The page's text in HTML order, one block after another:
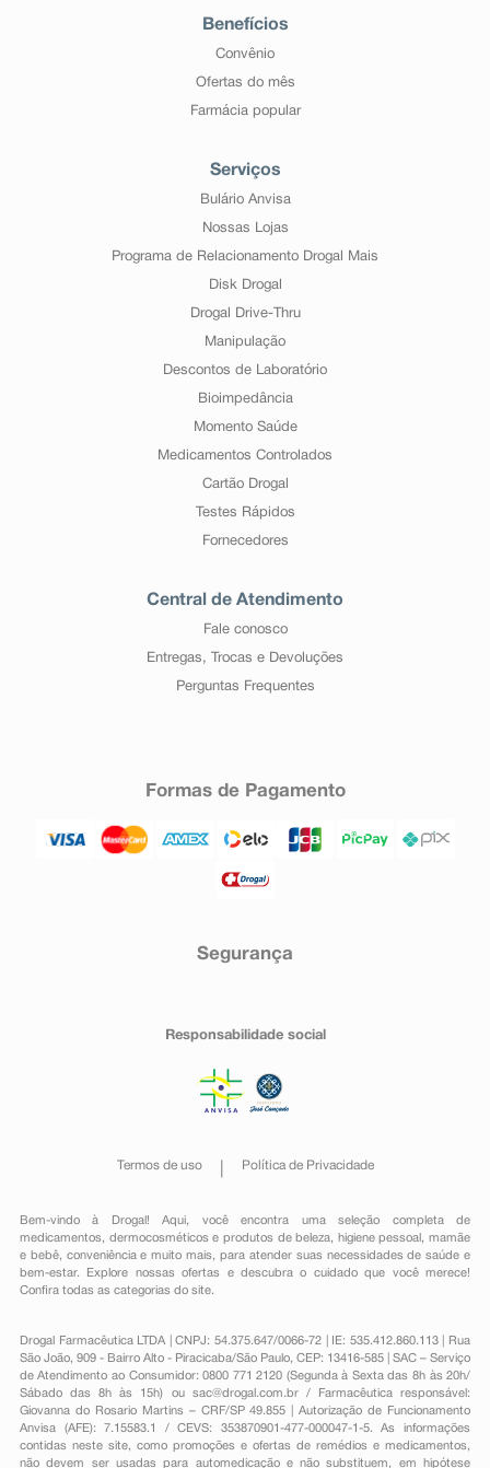
Benefícios
Convênio
Ofertas do mês
Farmácia popular
Serviços
Bulário Anvisa
Nossas Lojas
Programa de Relacionamento Drogal Mais
Disk Drogal
Drogal Drive-Thru
Manipulação
Descontos de Laboratório
Bioimpedância
Momento Saúde
Medicamentos Controlados
Cartão Drogal
Testes Rápidos
Fornecedores
Central de Atendimento
Fale conosco
Entregas, Trocas e Devoluções
Perguntas Frequentes
Formas de Pagamento
Segurança
Responsabilidade social
Termos de uso Política de Privacidade
Bem-vindo à Drogal! Aqui, você encontra uma seleção completa de
medicamentos , dermocosméticos e produtos de beleza, higiene pessoal ,mamãe
e bebê, conveniênciae muito mais, para atender suas necessidades de saúde e
bem-estar. Explore nossas ofertas e descubra o cuidado que você merece!
Confira todas as categorias do site.
Drogal Farmacêutica LTDA | CNPJ: 54.375.647/0066-72 | IE: 535.412.860.113 | Rua
São João, 909 - Bairro Alto - Piracicaba/São Paulo, CEP: 13416-585 | SAC – Serviço
de Atendimento ao Consumidor: 0800 771 2120 (Segunda à Sexta das 8h às 20h/
Sábado das 8h às 15h) ou sac@drogal.com.br/ Farmacêutica responsável:
Giovanna do Rosario Martins – CRF/SP 49.855 | Autorização de Funcionamento
Anvisa (AFE): 7.15583.1 / CEVS: 353870901-477-000047-1-5. As informações
contidas neste site, como promoções e ofertas de remédios e medicamentos,
não devem ser usadas para automedicação e não substituem, em hipótese